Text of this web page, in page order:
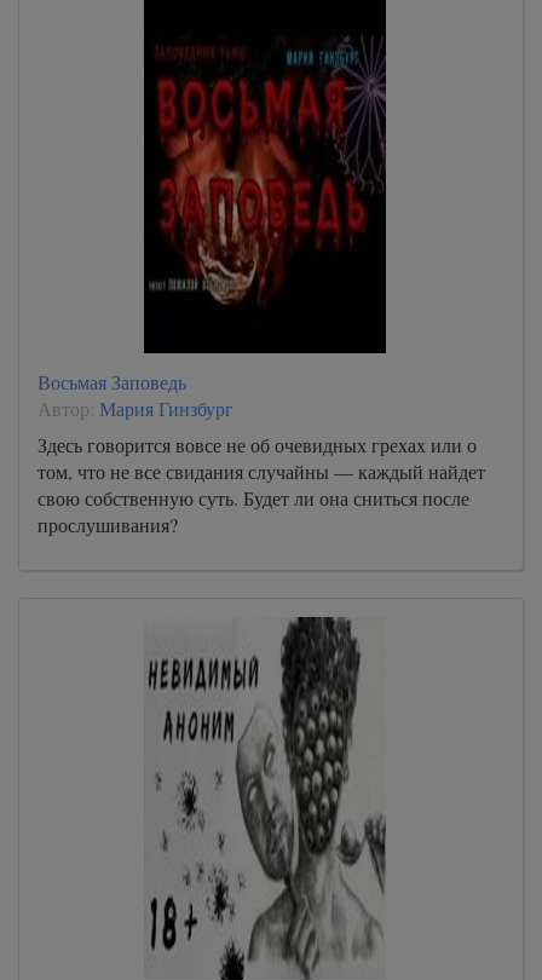
Восьмая Заповедь
Автор: Мария Гинзбург
Здесь говорится вовсе не об очевидных грехах или о
том, что не все свидания случайны — каждый найдет
свою собственную суть. Будет ли она сниться после
прослушивания?